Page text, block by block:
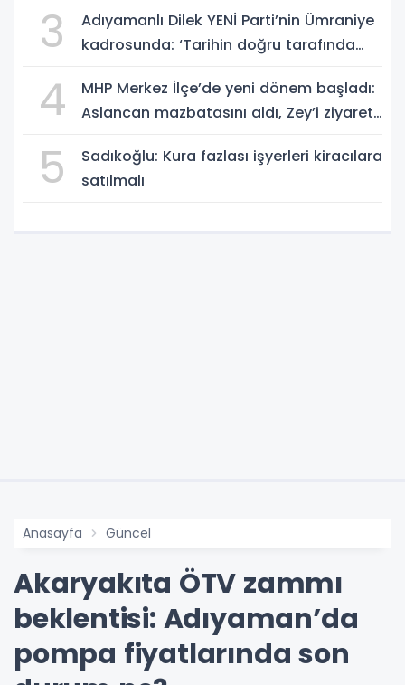
3
Adıyamanlı Dilek YENİ Parti’nin Ümraniye
kadrosunda: ‘Tarihin doğru tarafında
4
MHP Merkez İlçe’de yeni dönem başladı:
Aslancan mazbatasını aldı, Zey’i ziyaret
5
Sadıkoğlu: Kura fazlası işyerleri kiracılara
satılmalı
Anasayfa Güncel
Akaryakıta ÖTV zammı
beklentisi: Adıyaman’da
pompa fiyatlarında son